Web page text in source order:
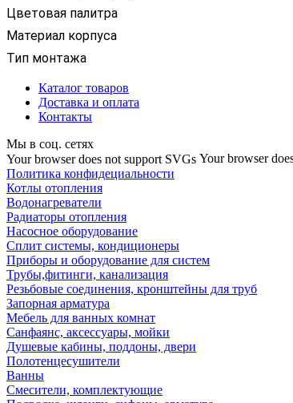
Цветовая палитра
Материал корпуса
Тип монтажа
Каталог товаров
Доставка и оплата
Контакты
Мы в соц. сетях
Your browser does not support SVGs Your browser
Политика конфидециальности
Котлы отопления
Водонагреватели
Радиаторы отопления
Насосное оборудование
Сплит системы, кондиционеры
Приборы и оборудование для систем
Трубы,фитинги, канализация
Резьбовые соединения, кронштейны для труб
Запорная арматура
Мебель для ванных комнат
Санфаянс, аксессуары, мойки
Душевые кабины, поддоны, двери
Полотенцесушители
Ванны
Смесители, комплектующие